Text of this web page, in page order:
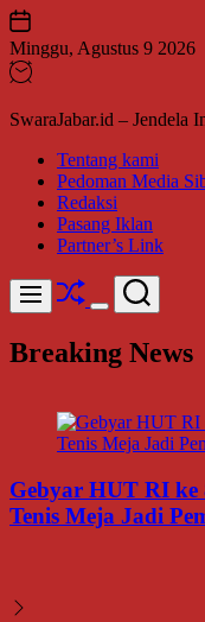
Skip
to
content
Minggu, Agustus 9 2026
SwaraJabar.id – Jendela
Tentang kami
Pedoman Media
Redaksi
Pasang Iklan
Partner’s Link
Menu Shuffle
Switch
mode
Search
Breaking News
Gebyar HUT RI ke
Tenis Meja Jadi